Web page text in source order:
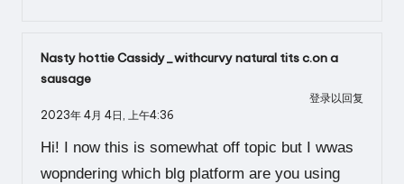
Nasty hottie Cassidy_withcurvy natural tits c.on a
sausage
登录以回复
2023年 4月 4日, 上午4:36
Hi! I now this is somewhat off topic but I wwas
wopndering which blg platform are you using